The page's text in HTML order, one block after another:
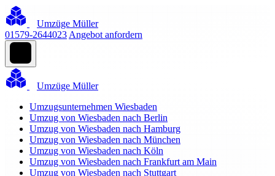
Umzüge Müller
01579-2644023 Angebot anfordern
Umzüge Müller
Umzugsunternehmen Wiesbaden
Umzug von Wiesbaden nach Berlin
Umzug von Wiesbaden nach Hamburg
Umzug von Wiesbaden nach München
Umzug von Wiesbaden nach Köln
Umzug von Wiesbaden nach Frankfurt am Main
Umzug von Wiesbaden nach Stuttgart